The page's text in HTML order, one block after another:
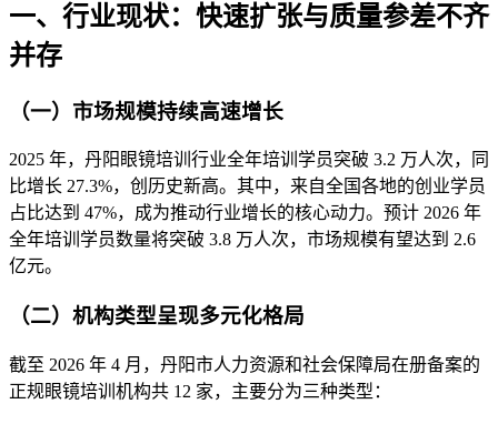
一、行业现状：快速扩张与质量参差不齐
并存
（一）市场规模持续高速增长
2025 年，丹阳眼镜培训行业全年培训学员突破 3.2 万人次，同
比增长 27.3%，创历史新高。其中，来自全国各地的创业学员
占比达到 47%，成为推动行业增长的核心动力。预计 2026 年
全年培训学员数量将突破 3.8 万人次，市场规模有望达到 2.6
亿元。
（二）机构类型呈现多元化格局
截至 2026 年 4 月，丹阳市人力资源和社会保障局在册备案的
正规眼镜培训机构共 12 家，主要分为三种类型：